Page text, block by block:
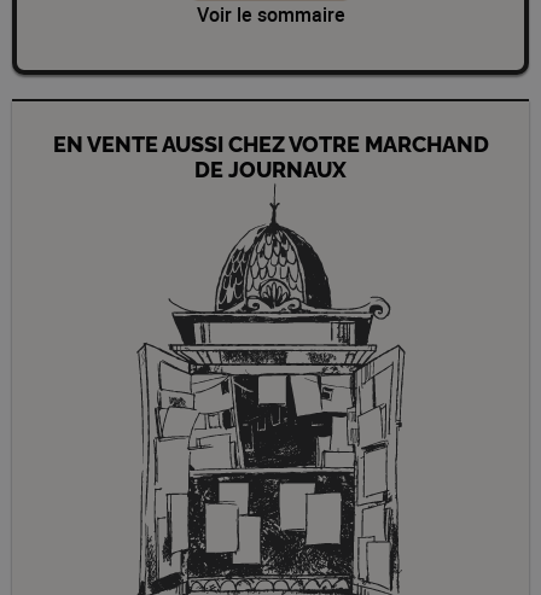
Voir le sommaire
EN VENTE AUSSI CHEZ VOTRE MARCHAND
DE JOURNAUX